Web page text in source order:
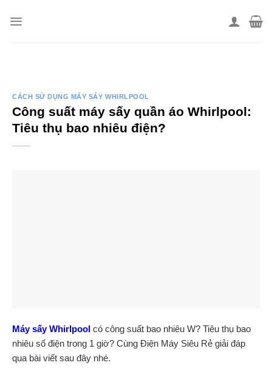
CÁCH SỬ DỤNG MÁY SẤY WHIRLPOOL
Công suất máy sấy quần áo Whirlpool:
Tiêu thụ bao nhiêu điện?
Máy sấy Whirlpool có công suất bao nhiêu W? Tiêu thụ bao
nhiêu số điện trong 1 giờ? Cùng Điện Máy Siêu Rẻ giải đáp
qua bài viết sau đây nhé.